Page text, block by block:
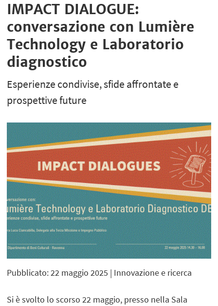
IMPACT DIALOGUE:
conversazione con Lumière
Technology e Laboratorio
diagnostico
Esperienze condivise, sfide affrontate e
prospettive future
Pubblicato: 22 maggio 2025 | Innovazione e ricerca
Si è svolto lo scorso 22 maggio, presso nella Sala